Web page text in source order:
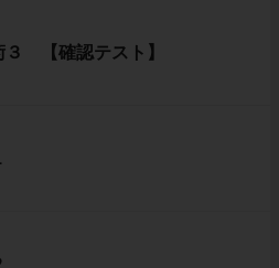
３ 【確認テスト】